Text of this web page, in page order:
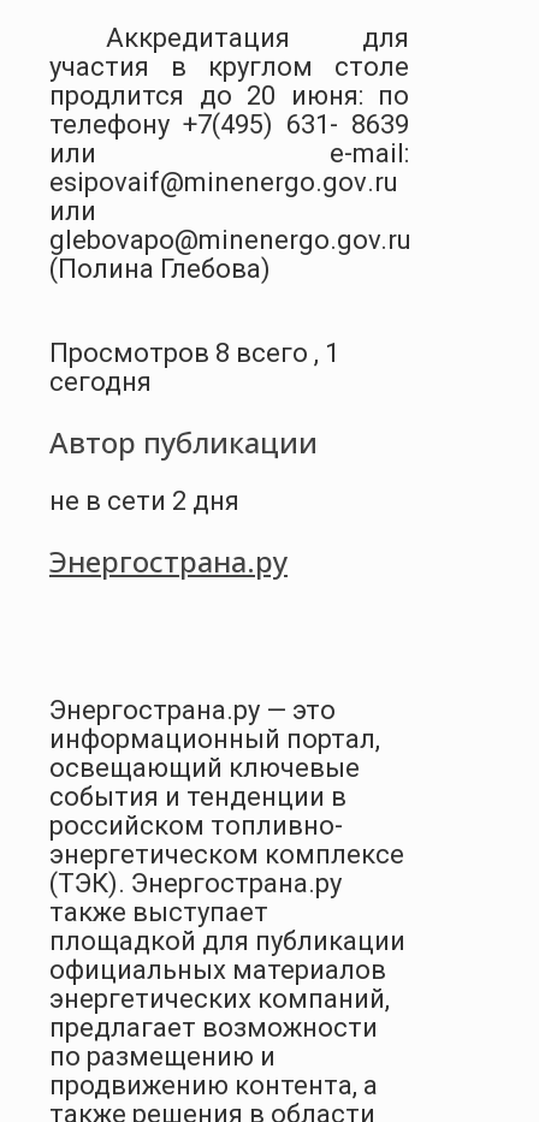
Аккредитация для
участия в круглом столе
продлится до 20 июня: по
телефону +7(495) 631- 8639
или e-mail:
esipovaif@minenergo.gov.ru
или
glebovapo@minenergo.gov.ru
(Полина Глебова)
Просмотров 8 всего , 1
сегодня
Автор публикации
не в сети 2 дня
Энергострана.ру
Энергострана.ру — это
информационный портал,
освещающий ключевые
события и тенденции в
российском топливно-
энергетическом комплексе
(ТЭК). Энергострана.ру
также выступает
площадкой для публикации
официальных материалов
энергетических компаний,
предлагает возможности
по размещению и
продвижению контента, а
также решения в области